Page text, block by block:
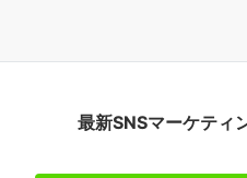
最新SNSマーケティ